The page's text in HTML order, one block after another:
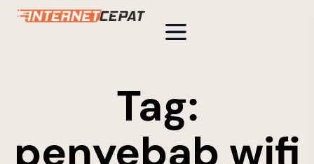
Tag:
penyebab wifi